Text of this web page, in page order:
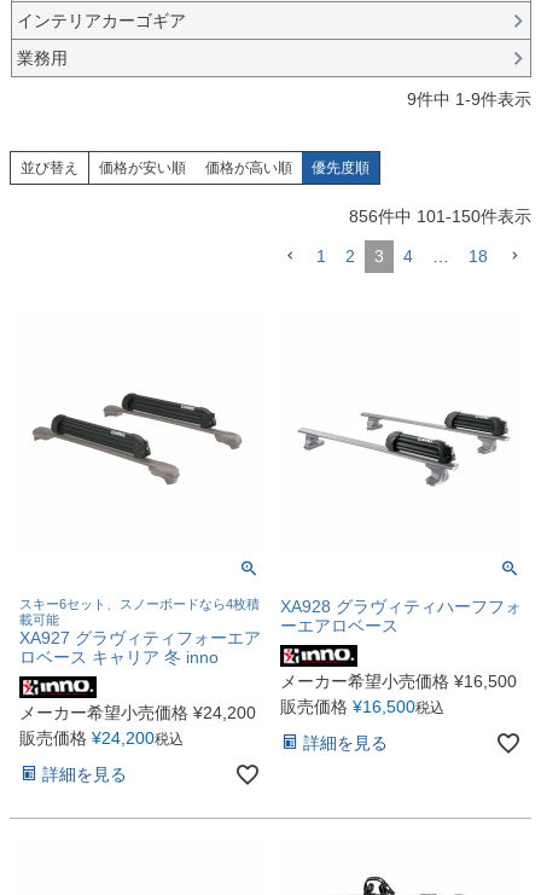
インテリアカーゴギア
業務用
9件中 1-9件表示
並び替え 価格が安い順 価格が高い順 優先度順
856件中 101-150件表示
1 2 3 4 … 18
スキー6セット、スノーボードなら4枚積
載可能
XA927 グラヴィティフォーエア
ロベース キャリア 冬 inno
メーカー希望小売価格 ¥24,200
販売価格 ¥24,200税込
詳細を見る
XA928 グラヴィティハーフフォ
ーエアロベース
メーカー希望小売価格 ¥16,500
販売価格 ¥16,500税込
詳細を見る